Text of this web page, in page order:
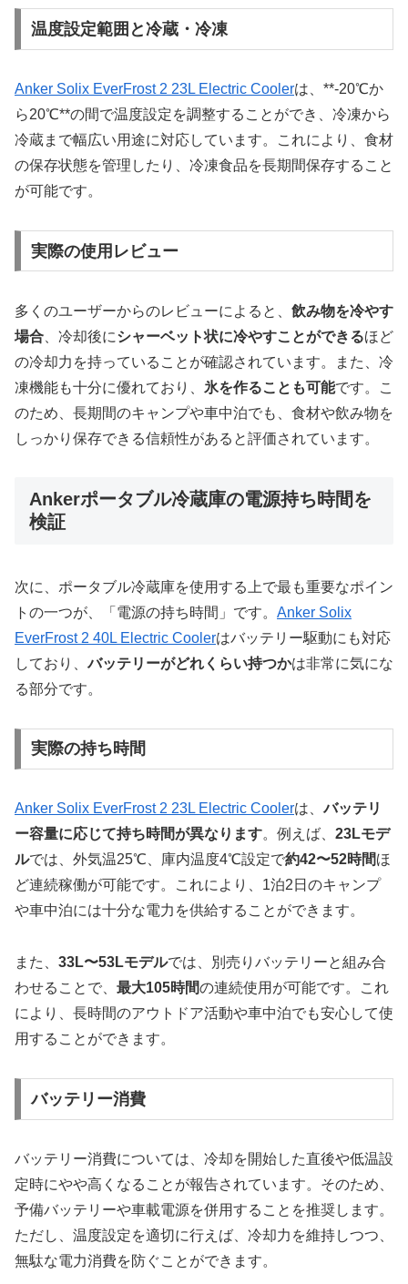
温度設定範囲と冷蔵・冷凍
Anker Solix EverFrost 2 23L Electric Coolerは、**-20℃か
ら20℃**の間で温度設定を調整することができ、冷凍から
冷蔵まで幅広い用途に対応しています。これにより、食材
の保存状態を管理したり、冷凍食品を長期間保存すること
が可能です。
実際の使用レビュー
多くのユーザーからのレビューによると、 飲み物を冷やす
場合 、冷却後にシャーベット状に冷やすことができるほど
の冷却力を持っていることが確認されています。また、冷
凍機能も十分に優れており、 氷を作ることも可能です。こ
のため、長期間のキャンプや車中泊でも、食材や飲み物を
しっかり保存できる信頼性があると評価されています。
Ankerポータブル冷蔵庫の電源持ち時間を
検証
次に、ポータブル冷蔵庫を使用する上で最も重要なポイン
トの一つが、「電源の持ち時間」です。 Anker Solix
EverFrost 2 40L Electric Coolerはバッテリー駆動にも対応
しており、バッテリーがどれくらい持つかは非常に気にな
る部分です。
実際の持ち時間
Anker Solix EverFrost 2 23L Electric Coolerは、バッテリ
ー容量に応じて持ち時間が異なります。例えば、 23Lモデ
ルでは、外気温25℃、庫内温度4℃設定で約42〜52時間ほ
ど連続稼働が可能です。これにより、1泊2日のキャンプ
や車中泊には十分な電力を供給することができます。
また、 33L〜53Lモデルでは、別売りバッテリーと組み合
わせることで、 最大105時間の連続使用が可能です。これ
により、長時間のアウトドア活動や車中泊でも安心して使
用することができます。
バッテリー消費
バッテリー消費については、冷却を開始した直後や低温設
定時にやや高くなることが報告されています。そのため、
予備バッテリーや車載電源を併用することを推奨します。
ただし、温度設定を適切に行えば、冷却力を維持しつつ、
無駄な電力消費を防ぐことができます。